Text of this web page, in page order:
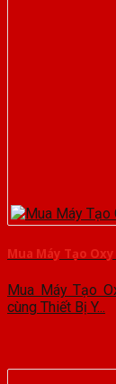
Mua Máy Tạo
Mua Máy Tạo
cùng Thiết Bị Y...